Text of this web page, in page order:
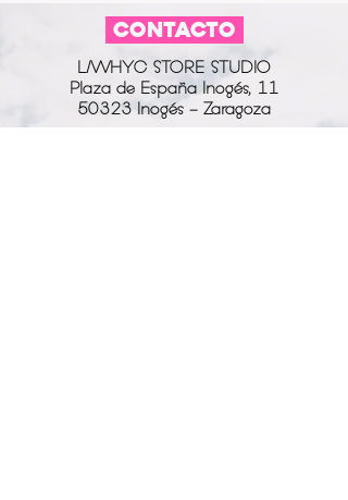
CONTACTO
L/WHYC STORE STUDIO
Plaza de España Inogés, 11
50323 Inogés - Zaragoza